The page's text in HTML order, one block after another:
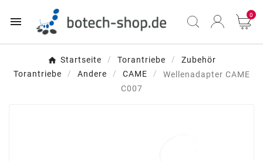
 0
Startseite Torantriebe
Zubehör
Torantriebe
Andere CAME
Wellenadapter CAME
C007